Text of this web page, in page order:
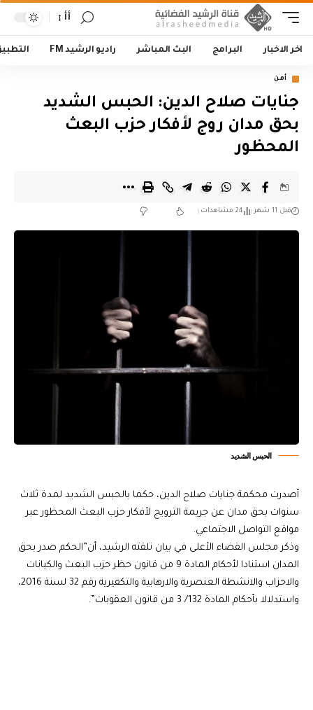
أأ
اخر الاخبار البرامج البث المباشر راديو الرشيد FM
أمن
جنايات صلاح الدين: الحبس الشديد
بحق مدان روج لأفكار حزب البعث
المحظور
قبل 11 شهر 24 مشاهدات
الحبس الشديد
أصدرت محكمة جنايات صلاح الدين، حكما بالحبس الشديد لمدة ثلاث
سنوات بحق مدان عن جريمة الترويج لأفكار حزب البعث المحظور عبر
مواقع التواصل الاجتماعي.
وذكر مجلس القضاء الأعلى في بيان تلقته الرشيد، أن”الحكم صدر بحق
المدان استنادا لأحكام المادة 9 من قانون حظر حزب البعث والكيانات
والاحزاب والانشطة العنصرية والارهابية والتكفيرية رقم 32 لسنة 2016،
واستدلالا بأحكام المادة 132/ 3 من قانون العقوبات”.